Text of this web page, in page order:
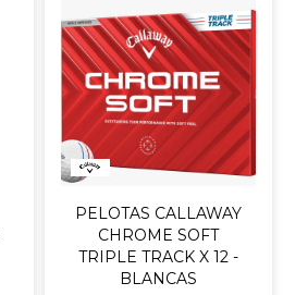
PELOTAS CALLAWAY
CHROME SOFT
TRIPLE TRACK X 12 -
BLANCAS